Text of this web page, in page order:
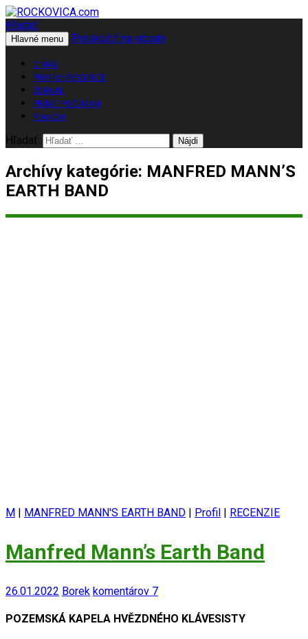
ROCKOVICA.com
Hľadať
Hlavné menu Preskočiť na obsah
O NÁS
PROFILY/RECENZIE
ŽURNÁL
PRÁVE POČÚVAM
RockČet
Hľadať:
Archívy kategórie: MANFRED MANN’S
EARTH BAND
M | MANFRED MANN'S EARTH BAND | Profil | RECENZIE
Manfred Mann’s Earth Band
26.01.2022 Borek komentárov 7
POZEMSKÁ KAPELA HVĚZDNÉHO KLÁVESISTY